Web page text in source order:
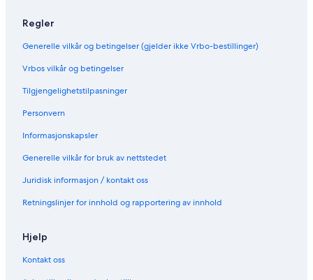
r
m
n
s
Regler
Generelle vilkår og betingelser (gjelder ikke Vrbo-bestillinger)
Vrbos vilkår og betingelser
Tilgjengelighetstilpasninger
Personvern
Informasjonskapsler
Generelle vilkår for bruk av nettstedet
Juridisk informasjon / kontakt oss
Retningslinjer for innhold og rapportering av innhold
Hjelp
Kontakt oss